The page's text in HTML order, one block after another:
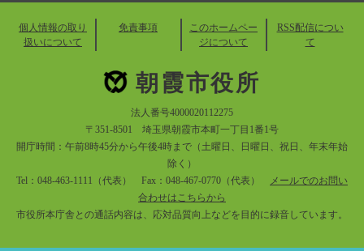
個人情報の取り
扱いについて
免責事項
このホームペー
ジについて
RSS配信につい
て
朝霞市役所
法人番号4000020112275
〒351-8501 埼玉県朝霞市本町一丁目1番1号
開庁時間：午前8時45分から午後4時まで（土曜日、日曜日、祝日、年末年始
除く）
Tel：048-463-1111（代表） Fax：048-467-0770（代表）
メールでのお問い
合わせはこちらから
市役所本庁舎との通話内容は、応対品質向上などを目的に録音しています。